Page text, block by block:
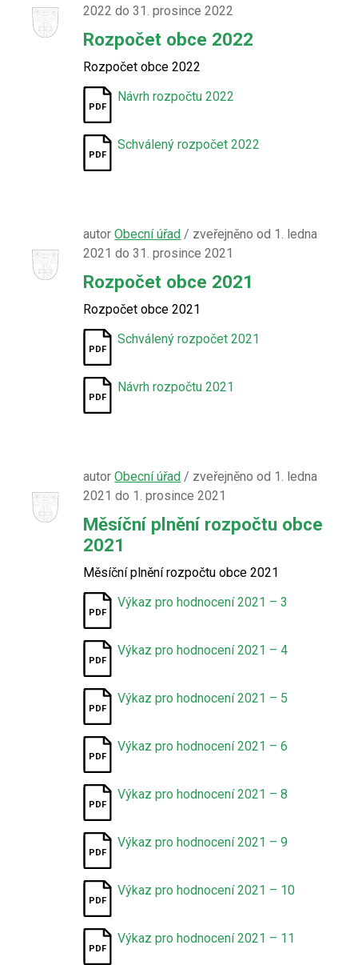
2022 do 31. prosince 2022
Rozpočet obce 2022
Rozpočet obce 2022
Návrh rozpočtu 2022
Schválený rozpočet 2022
autorObecní úřad / zveřejněno od 1. ledna
2021 do 31. prosince 2021
Rozpočet obce 2021
Rozpočet obce 2021
Schválený rozpočet 2021
Návrh rozpočtu 2021
autorObecní úřad / zveřejněno od 1. ledna
2021 do 1. prosince 2021
Měsíční plnění rozpočtu obce
2021
Měsíční plnění rozpočtu obce 2021
Výkaz pro hodnocení 2021 – 3
Výkaz pro hodnocení 2021 – 4
Výkaz pro hodnocení 2021 – 5
Výkaz pro hodnocení 2021 – 6
Výkaz pro hodnocení 2021 – 8
Výkaz pro hodnocení 2021 – 9
Výkaz pro hodnocení 2021 – 10
Výkaz pro hodnocení 2021 – 11